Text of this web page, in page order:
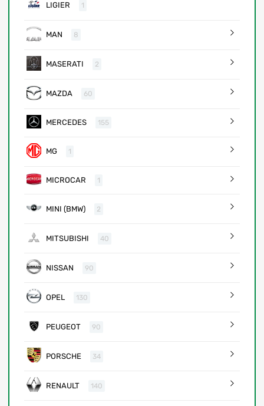
LIGIER 1
MAN 8
MASERATI 2
MAZDA 60
MERCEDES 155
MG 1
MICROCAR 1
MINI (BMW) 2
MITSUBISHI 40
NISSAN 90
OPEL 130
PEUGEOT 90
PORSCHE 34
RENAULT 140